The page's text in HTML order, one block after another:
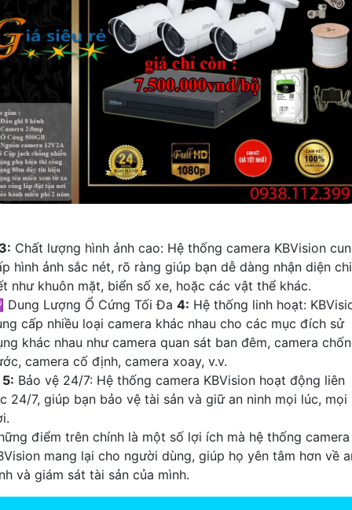
Chất lượng hình ảnh cao: Hệ thống camera KBVision
hình ảnh sắc nét, rõ ràng giúp bạn dễ dàng nhận diện chi
như khuôn mặt, biển số xe, hoặc các vật thể khác.
Dung Lượng Ổ Cứng Tối Đa 4: Hệ thống linh hoạt:
cấp nhiều loại camera khác nhau cho các mục đích sử
khác nhau như camera quan sát ban đêm, camera
camera cố định, camera xoay, v.v.
5: Bảo vệ 24/7: Hệ thống camera KBVision hoạt động liên
24/7, giúp bạn bảo vệ tài sản và giữ an ninh mọi lúc, mọi
điểm trên chính là một số lợi ích mà hệ thống camera
mang lại cho người dùng, giúp họ yên tâm hơn về
và giám sát tài sản của mình.